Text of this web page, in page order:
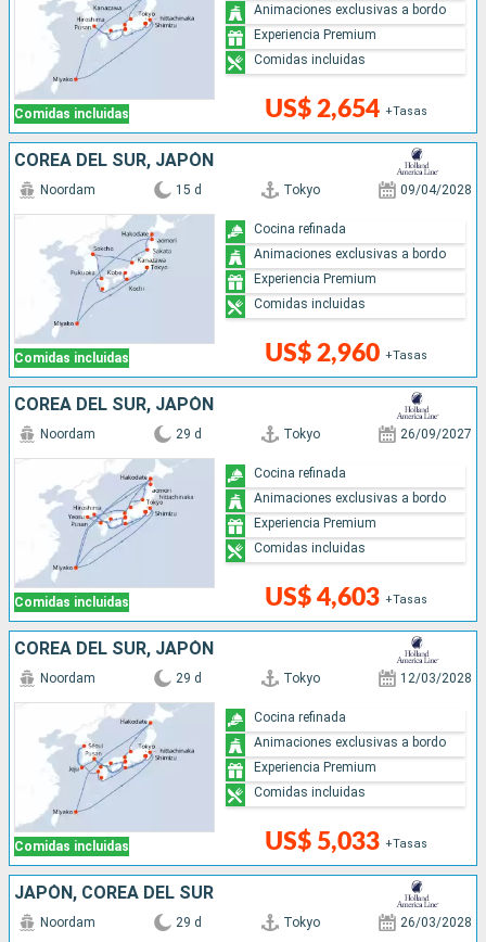
Comidas incluidas US$ 2,654 +Tasas
Animaciones exclusivas a bordo
Experiencia Premium
Comidas incluidas
COREA DEL SUR, JAPÓN
Comidas incluidas
Noordam 15 d Tokyo 09/04/2028
US$ 2,960 +Tasas
Cocina refinada
Animaciones exclusivas a bordo
Experiencia Premium
Comidas incluidas
COREA DEL SUR, JAPÓN
Comidas incluidas
Noordam 29 d Tokyo 26/09/2027
US$ 4,603 +Tasas
Cocina refinada
Animaciones exclusivas a bordo
Experiencia Premium
Comidas incluidas
COREA DEL SUR, JAPÓN
Comidas incluidas
Noordam 29 d Tokyo 12/03/2028
US$ 5,033 +Tasas
Cocina refinada
Animaciones exclusivas a bordo
Experiencia Premium
Comidas incluidas
JAPÓN, COREA DEL SUR
Noordam 29 d Tokyo 26/03/2028